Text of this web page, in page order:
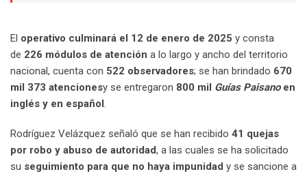
El operativo culminará el 12 de enero de 2025 y consta
de 226 módulos de atención a lo largo y ancho del territorio
nacional, cuenta con 522 observadores; se han brindado 670
mil 373 atencionesy se entregaron 800 mil Guías Paisanoen
inglés y en español.
Rodríguez Velázquez señaló que se han recibido 41 quejas
por robo y abuso de autoridad, a las cuales se ha solicitado
su seguimiento para que no haya impunidad y se sancione a